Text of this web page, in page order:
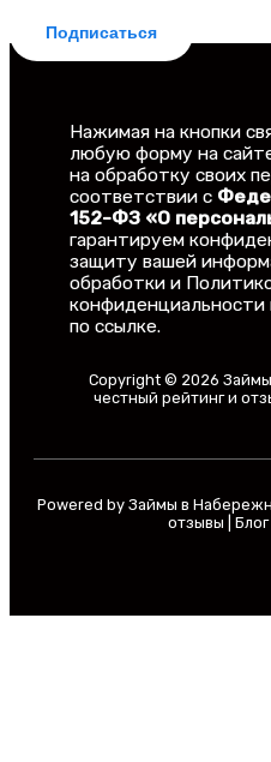
Подписаться
Нажимая на кнопки
любую форму на
на обработку своих
соответствии с
152-ФЗ «О
гарантируем
защиту вашей
обработки и
по ссылке.
Copyright © 2026
честный рейтинг и
Powered by Займы в
отзывы |